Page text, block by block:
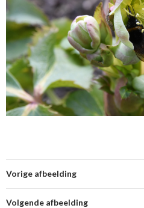
Vorige afbeelding
Volgende afbeelding